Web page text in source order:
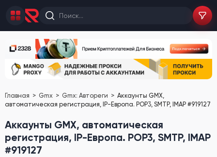
Главная Gmx Gmx: Автореги
Аккаунты GMX,
автоматическая регистрация, IP-Европа. POP3, SMTP, IMAP #919127
Аккаунты GMX, автоматическая
регистрация, IP-Европа. POP3, SMTP, IMAP
#919127